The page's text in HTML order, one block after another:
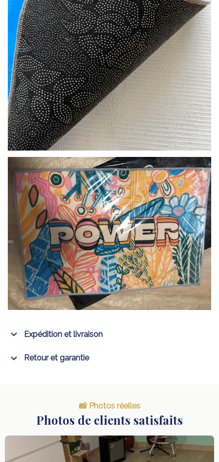
Expédition et livraison
Retour et garantie
📸 Photos réelles
Photos de clients satisfaits